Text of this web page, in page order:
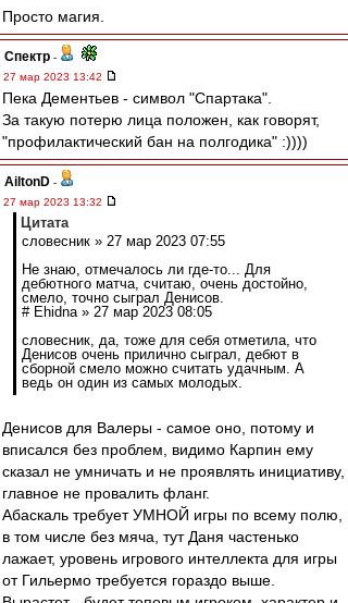
Просто магия.
Спектр -
27 мар 2023 13:42
Пека Дементьев - символ "Спартака".
За такую потерю лица положен, как говорят,
"профилактический бан на полгодика" :))))
AiltonD -
27 мар 2023 13:32
Цитата
словесник » 27 мар 2023 07:55
Не знаю, отмечалось ли где-то... Для
дебютного матча, считаю, очень достойно,
смело, точно сыграл Денисов.
# Ehidna » 27 мар 2023 08:05
словесник, да, тоже для себя отметила, что
Денисов очень прилично сыграл, дебют в
сборной смело можно считать удачным. А
ведь он один из самых молодых.
Денисов для Валеры - самое оно, потому и
вписался без проблем, видимо Карпин ему
сказал не умничать и не проявлять инициативу,
главное не провалить фланг.
Абаскаль требует УМНОЙ игры по всему полю,
в том числе без мяча, тут Даня частенько
лажает, уровень игрового интеллекта для игры
от Гильермо требуется гораздо выше.